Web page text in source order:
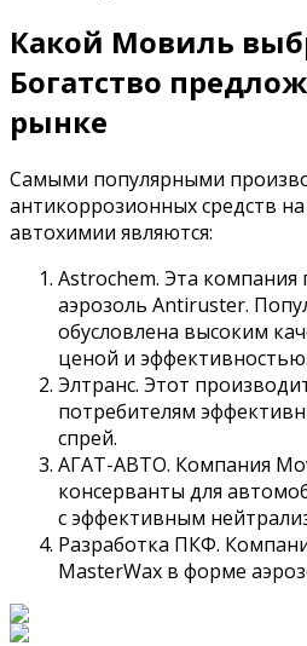
Какой Мовиль
Богатство
рынке
Самыми популярными
антикоррозионных средств
автохимии являются:
Astrochem. Эта
аэрозоль Antiruster.
обусловлена ​​высоким
ценой и эффективностью.
Элтранс. Этот
потребителям
спрей.
АГАТ-АВТО. Компания
консерванты для
с эффективным
Разработка ПКФ.
MasterWax в форме